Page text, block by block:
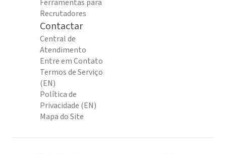
Ferramentas para
Recrutadores
Contactar
Central de
Atendimento
Entre em Contato
Termos de Serviço
(EN)
Política de
Privacidade (EN)
Mapa do Site